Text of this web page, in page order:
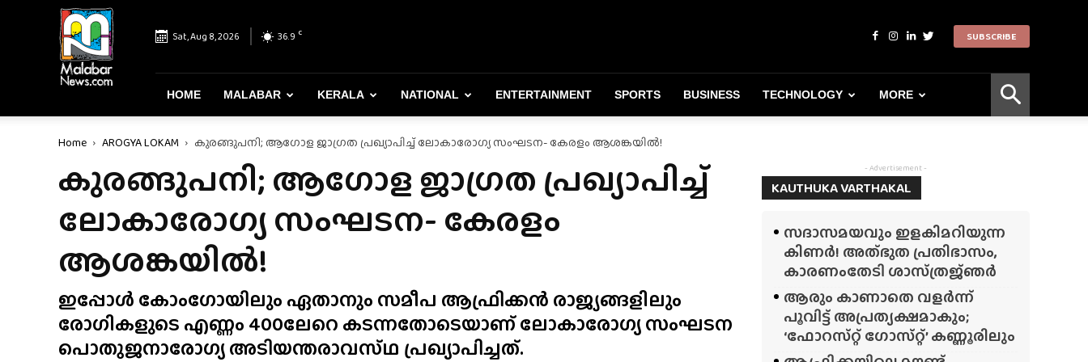
Malabar
News
–
Most
Reliable
Dependable
Portal
Sat, Aug 8, 2026 36.9 C SUBSCRIBE
HOME MALABAR KERALA NATIONAL ENTERTAINMENT SPORTS BUSINESS TECHNOLOGY MORE
Home AROGYA LOKAM കുരങ്ങുപനി; ആഗോള ജാഗ്രത പ്രഖ്യാപിച്ച് ലോകാരോഗ്യ സംഘടന- കേരളം ആശങ്കയിൽ!
കുരങ്ങുപനി; ആഗോള ജാഗ്രത പ്രഖ്യാപിച്ച്
ലോകാരോഗ്യ സംഘടന- കേരളം
ആശങ്കയിൽ!
ഇപ്പോൾ കോംഗോയിലും ഏതാനും സമീപ ആഫ്രിക്കൻ രാജ്യങ്ങളിലും
രോഗികളുടെ എണ്ണം 400ലേറെ കടന്നതോടെയാണ് ലോകാരോഗ്യ സംഘടന
പൊതുജനാരോഗ്യ അടിയന്തരാവസ്‌ഥ പ്രഖ്യാപിച്ചത്.
- Advertisement -
KAUTHUKA VARTHAKAL
സദാസമയവും ഇളകിമറിയുന്ന
കിണർ! അത്‌ഭുത പ്രതിഭാസം,
കാരണംതേടി ശാസ്‌ത്രജ്‌ഞർ
ആരും കാണാതെ വളർന്ന്
പൂവിട്ട് അപ്രത്യക്ഷമാകും;
‘ഫോറസ്‌റ്റ്‌ ഗോസ്‌റ്റ്’ കണ്ണൂരിലും